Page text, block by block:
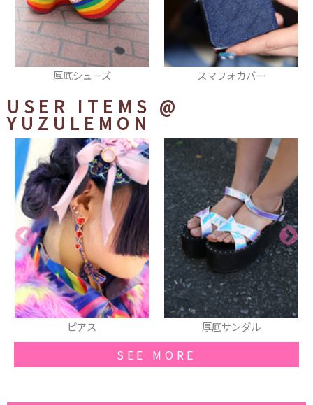
スマフォカバー スニーカー
USER ITEMS @
YUZULEMON
厚底サンダル ショルダーバッグ
SEE MORE